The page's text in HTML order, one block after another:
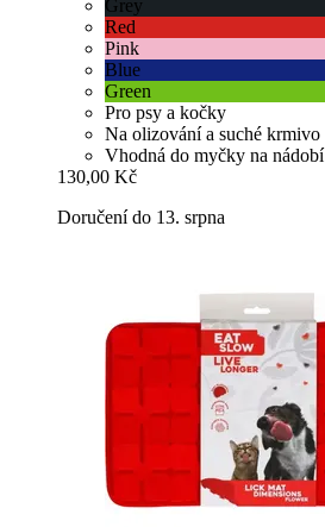
Grey
Red
Pink
Blue
Green
Pro psy a kočky
Na olizování a suché krmivo
Vhodná do myčky na nádobí
130,00 Kč
Doručení do 13. srpna